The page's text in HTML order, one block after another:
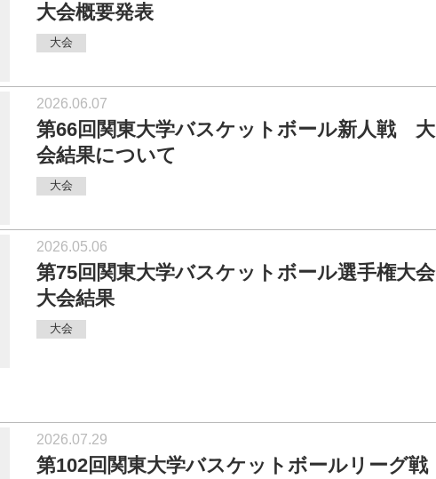
大会概要発表
大会
2026.06.07
第66回関東大学バスケットボール新人戦 大
会結果について
大会
2026.05.06
第75回関東大学バスケットボール選手権大会
大会結果
大会
2026.07.29
第102回関東大学バスケットボールリーグ戦